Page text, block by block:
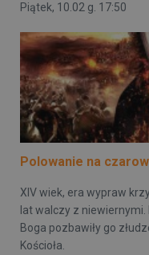
Piątek, 10.02 g. 17:50
Polowanie na
XIV wiek, era wypraw
lat walczy z
Boga pozbawiły go
Kościoła.